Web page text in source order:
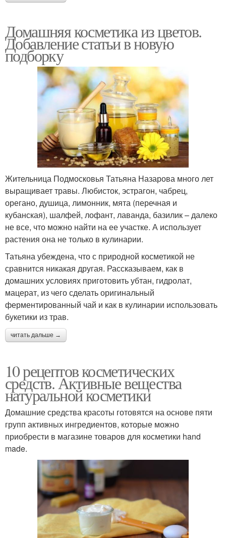
Домашняя косметика из цветов.
Добавление статьи в новую
подборку
Жительница Подмосковья Татьяна Назарова много лет
выращивает травы. Любисток, эстрагон, чабрец,
орегано, душица, лимонник, мята (перечная и
кубанская), шалфей, лофант, лаванда, базилик – далеко
не все, что можно найти на ее участке. А использует
растения она не только в кулинарии.
Татьяна убеждена, что с природной косметикой не
сравнится никакая другая. Рассказываем, как в
домашних условиях приготовить убтан, гидролат,
мацерат, из чего сделать оригинальный
ферментированный чай и как в кулинарии использовать
букетики из трав.
читать дальше →
10 рецептов косметических
средств. Активные вещества
натуральной косметики
Домашние средства красоты готовятся на основе пяти
групп активных ингредиентов, которые можно
приобрести в магазине товаров для косметики hand
made.